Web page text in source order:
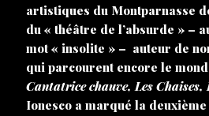
artistiques du Montparnasse
du « théâtre de l’absurde » –
mot « insolite » – auteur de
qui parcourent encore le
Cantatrice chauve, Les Chaises,
Ionesco a marqué la